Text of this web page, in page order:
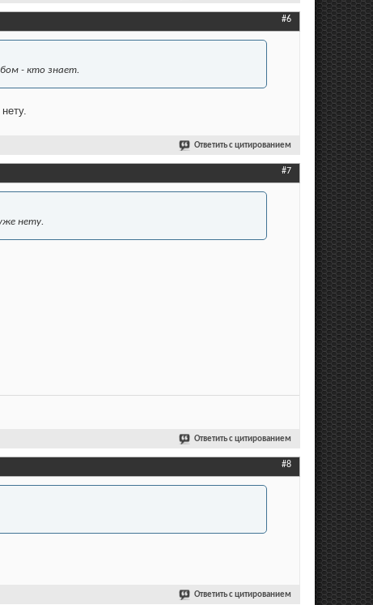
#6
- кто знает.
Ответить с цитированием
#7
нету.
Ответить с цитированием
#8
Ответить с цитированием